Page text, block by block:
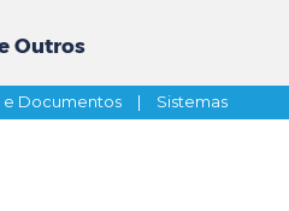
Outros
e Documentos | Sistemas